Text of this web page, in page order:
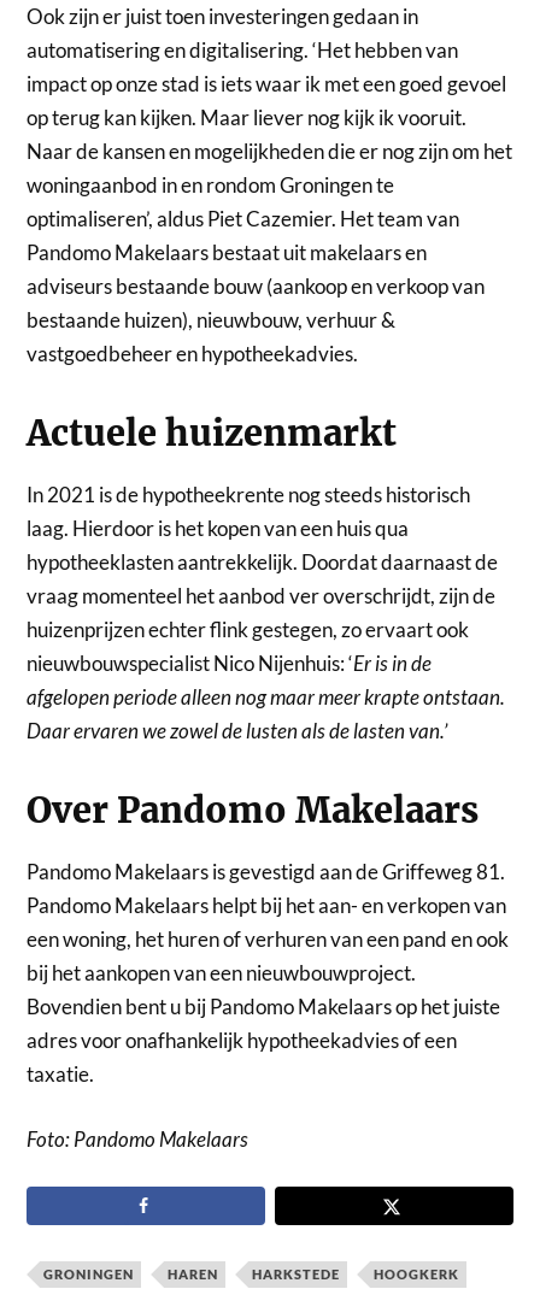
Ook zijn er juist toen investeringen gedaan in
automatisering en digitalisering. ‘Het hebben van
impact op onze stad is iets waar ik met een goed gevoel
op terug kan kijken. Maar liever nog kijk ik vooruit.
Naar de kansen en mogelijkheden die er nog zijn om het
woningaanbod in en rondom Groningen te
optimaliseren’, aldus Piet Cazemier. Het team van
Pandomo Makelaars bestaat uit makelaars en
adviseurs bestaande bouw (aankoop en verkoop van
bestaande huizen), nieuwbouw, verhuur &
vastgoedbeheer en hypotheekadvies.
Actuele huizenmarkt
In 2021 is de hypotheekrente nog steeds historisch
laag. Hierdoor is het kopen van een huis qua
hypotheeklasten aantrekkelijk. Doordat daarnaast de
vraag momenteel het aanbod ver overschrijdt, zijn de
huizenprijzen echter flink gestegen, zo ervaart ook
nieuwbouwspecialist Nico Nijenhuis: ‘Er is in de
afgelopen periode alleen nog maar meer krapte ontstaan.
Daar ervaren we zowel de lusten als de lasten van.’
Over Pandomo Makelaars
Pandomo Makelaars is gevestigd aan de Griffeweg 81.
Pandomo Makelaars helpt bij het aan- en verkopen van
een woning, het huren of verhuren van een pand en ook
bij het aankopen van een nieuwbouwproject.
Bovendien bent u bij Pandomo Makelaars op het juiste
adres voor onafhankelijk hypotheekadvies of een
taxatie.
Foto: Pandomo Makelaars
GRONINGEN HAREN HARKSTEDE HOOGKERK